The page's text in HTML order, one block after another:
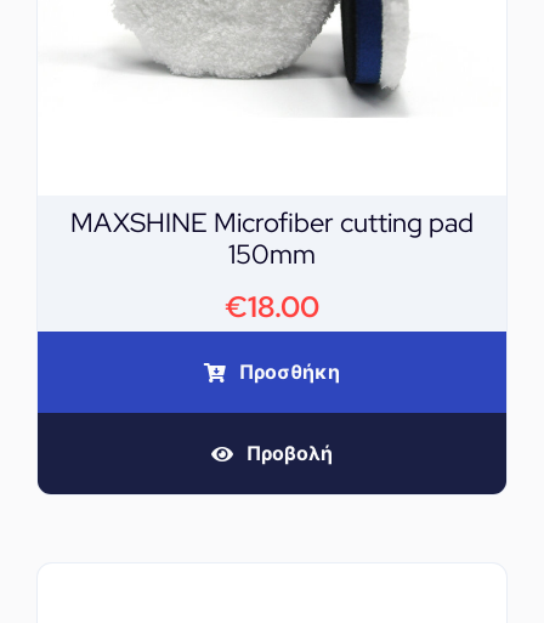
MAXSHINE Microfiber cutting pad
150mm
€18.00
Προσθήκη
Προβολή